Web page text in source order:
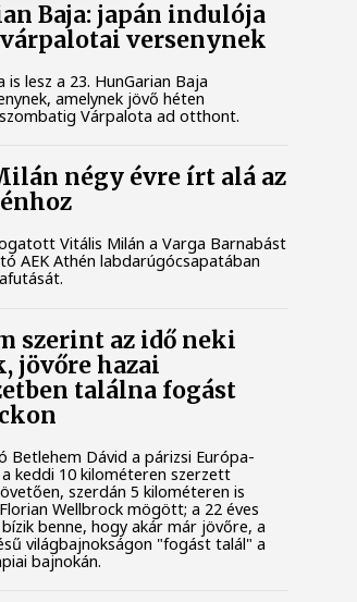
Baja: japán indulója
várpalotai versenynek
is lesz a 23. HunGarian Baja
amelynek jövő héten
Várpalota ad otthont.
négy évre írt alá az
Vitális Milán a Varga Barnabást
AEK Athén labdarúgócsapatában
szerint az idő neki
jövőre hazai
találna fogást
Betlehem Dávid a párizsi Európa-
keddi 10 kilométeren szerzett
szerdán 5 kilométeren is
Wellbrock mögött; a 22 éves
benne, hogy akár már jövőre, a
világbajnokságon "fogást talál" a
bajnokán.